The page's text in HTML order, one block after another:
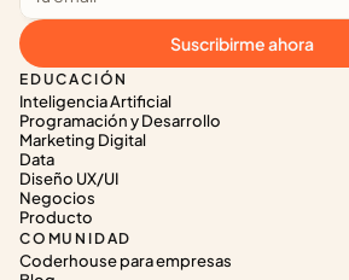
EDUCACIÓN
Inteligencia Artificial
Programación y Desarrollo
Marketing Digital
Data
Diseño UX/UI
Negocios
Producto
COMUNIDAD
Coderhouse para empresas
Suscribirme ahora